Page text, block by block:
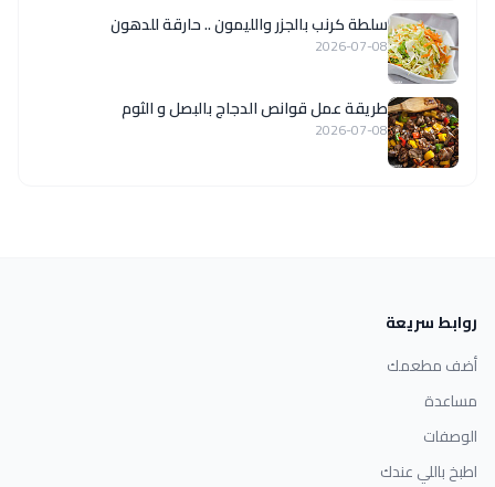
سلطة كرنب بالجزر والليمون .. حارقة للدهون
2026-07-08
طريقة عمل قوانص الدجاج بالبصل و الثوم
2026-07-08
روابط سريعة
أضف مطعمك
مساعدة
الوصفات
اطبخ باللي عندك